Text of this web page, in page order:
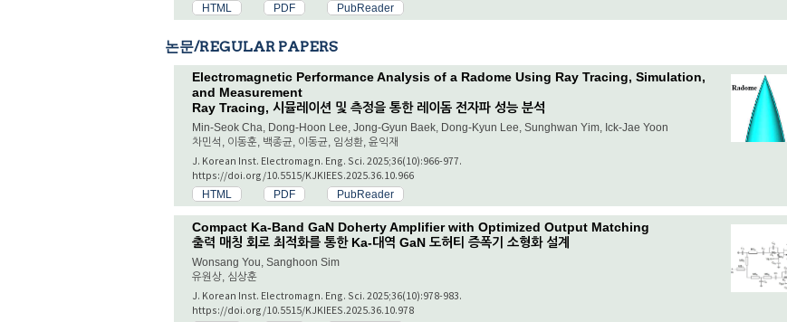
HTML PDF PubReader
논문/REGULAR PAPERS
Electromagnetic Performance Analysis of a Radome Using Ray Tracing, Simulation,
and Measurement
Ray Tracing, 시뮬레이션 및 측정을 통한 레이돔 전자파 성능 분석
Min-Seok Cha, Dong-Hoon Lee, Jong-Gyun Baek, Dong-Kyun Lee, Sunghwan Yim, Ick-Jae Yoon
차민석, 이동훈, 백종균, 이동균, 임성환, 윤익재
J. Korean Inst. Electromagn. Eng. Sci. 2025;36(10):966-977.
https://doi.org/10.5515/KJKIEES.2025.36.10.966
HTML PDF PubReader
Compact Ka-Band GaN Doherty Amplifier with Optimized Output Matching
출력 매칭 회로 최적화를 통한 Ka-대역 GaN 도허티 증폭기 소형화 설계
Wonsang You, Sanghoon Sim
유원상, 심상훈
J. Korean Inst. Electromagn. Eng. Sci. 2025;36(10):978-983.
https://doi.org/10.5515/KJKIEES.2025.36.10.978